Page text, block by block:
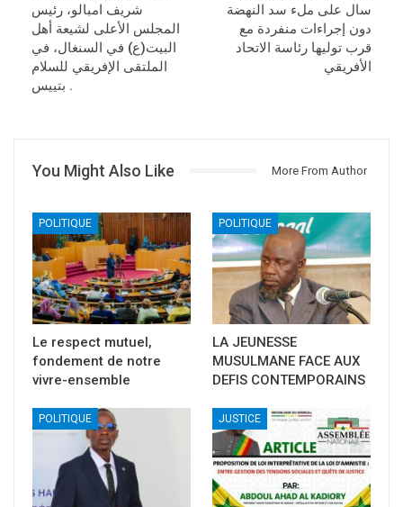
شريف امبالو، رئيس
المجلس الأعلى لشيعة أهل
البيت(ع) في السنغال، في
الملتقى الإفريقي للسلام
بتييس .
سال على ملء سد النهضة
دون إجراءات منفردة مع
قرب توليها رئاسة الاتحاد
‏الأفريقي
You Might Also Like More From Author
POLITIQUE
Le respect mutuel,
fondement de notre
vivre-ensemble
POLITIQUE
LA JEUNESSE
MUSULMANE FACE AUX
DEFIS CONTEMPORAINS
POLITIQUE JUSTICE